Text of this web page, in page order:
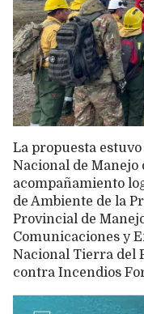
La propuesta
Nacional de Manejo
acompañamiento
de Ambiente de la
Provincial de
Comunicaciones y
Nacional Tierra del
contra Incendios